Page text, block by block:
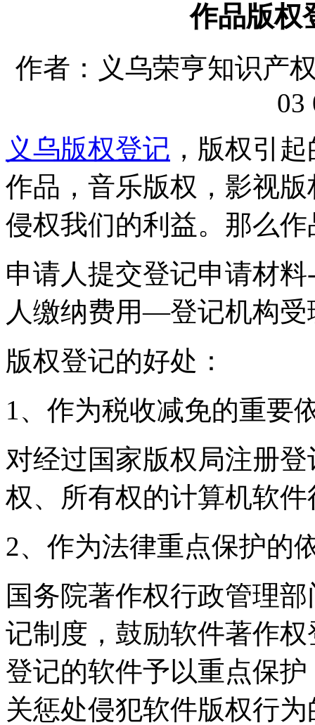
作品版权
作者：义乌荣亨知识产
03
义乌版权登记 ，版权引
作品，音乐版权，影视
侵权我们的利益。那么
申请人提交登记申请材
人缴纳费用—登记机构
版权登记的好处：
1、作为税收减免的重要
对经过国家版权局注册
权、所有权的计算机软
2、作为法律重点保护的
国务院著作权行政管理
记制度，鼓励软件著作
登记的软件予以重点保
关惩处侵犯软件版权行